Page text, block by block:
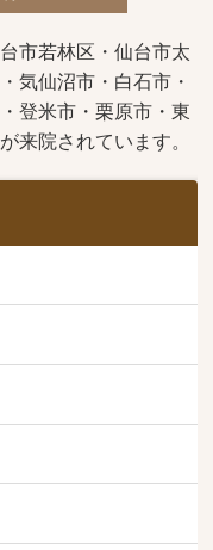
市若林区・仙台市太
気仙沼市・白石市・
登米市・栗原市・東
来院されています。